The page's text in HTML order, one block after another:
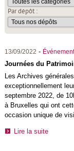
Par dépôt :
13/09/2022 -
Journées du
Les Archives
exceptionnellement
septembre 2022, de
à Bruxelles qui ont
occasion unique de
Lire la suite